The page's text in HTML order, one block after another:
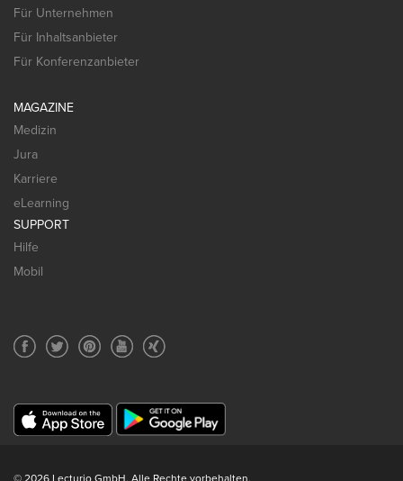
Für Unternehmen
Für Inhaltsanbieter
Für Konferenzanbieter
MAGAZINE
Medizin
Jura
Karriere
eLearning
SUPPORT
Hilfe
Mobil